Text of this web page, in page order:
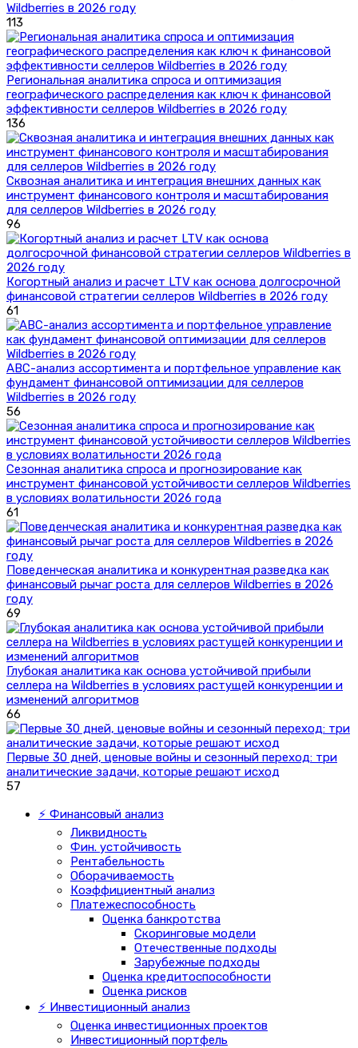
Wildberries в 2026 году
113
Региональная аналитика спроса и оптимизация
географического распределения как ключ к финансовой
эффективности селлеров Wildberries в 2026 году
136
Сквозная аналитика и интеграция внешних данных как
инструмент финансового контроля и масштабирования
для селлеров Wildberries в 2026 году
96
Когортный анализ и расчет LTV как основа долгосрочной
финансовой стратегии селлеров Wildberries в 2026 году
61
ABC-анализ ассортимента и портфельное управление как
фундамент финансовой оптимизации для селлеров
Wildberries в 2026 году
56
Сезонная аналитика спроса и прогнозирование как
инструмент финансовой устойчивости селлеров Wildberries
в условиях волатильности 2026 года
61
Поведенческая аналитика и конкурентная разведка как
финансовый рычаг роста для селлеров Wildberries в 2026
году
69
Глубокая аналитика как основа устойчивой прибыли
селлера на Wildberries в условиях растущей конкуренции и
изменений алгоритмов
66
Первые 30 дней, ценовые войны и сезонный переход: три
аналитические задачи, которые решают исход
57
⚡ Финансовый анализ
Ликвидность
Фин. устойчивость
Рентабельность
Оборачиваемость
Коэффициентный анализ
Платежеспособность
Оценка банкротства
Скоринговые модели
Отечественные подходы
Зарубежные подходы
Оценка кредитоспособности
Оценка рисков
⚡ Инвестиционный анализ
Оценка инвестиционных проектов
Инвестиционный портфель